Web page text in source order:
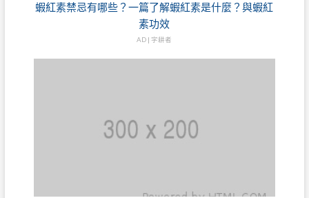
蝦紅素禁忌有哪些？一篇了解蝦紅素是什麼？與蝦紅
素功效
AD | 字耕者